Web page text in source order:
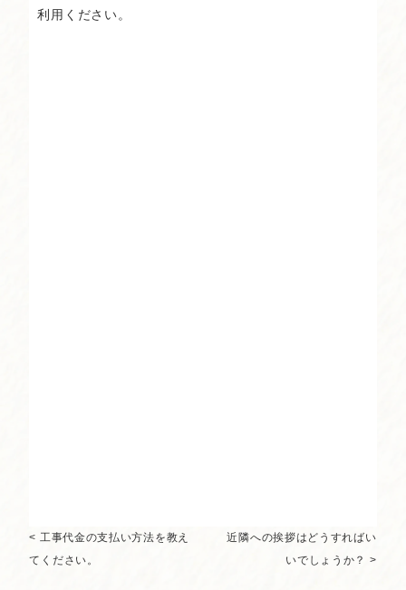
利用ください。
< 工事代金の支払い方法を教え
てください。
近隣への挨拶はどうすればい
いでしょうか？ >